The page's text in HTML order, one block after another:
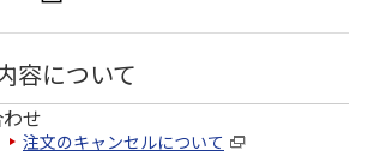
容について
せ
注文のキャンセルについて